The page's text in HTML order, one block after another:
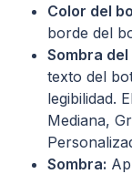
Color del
borde del
Sombra
texto del
legibilidad.
Mediana,
Sombra: